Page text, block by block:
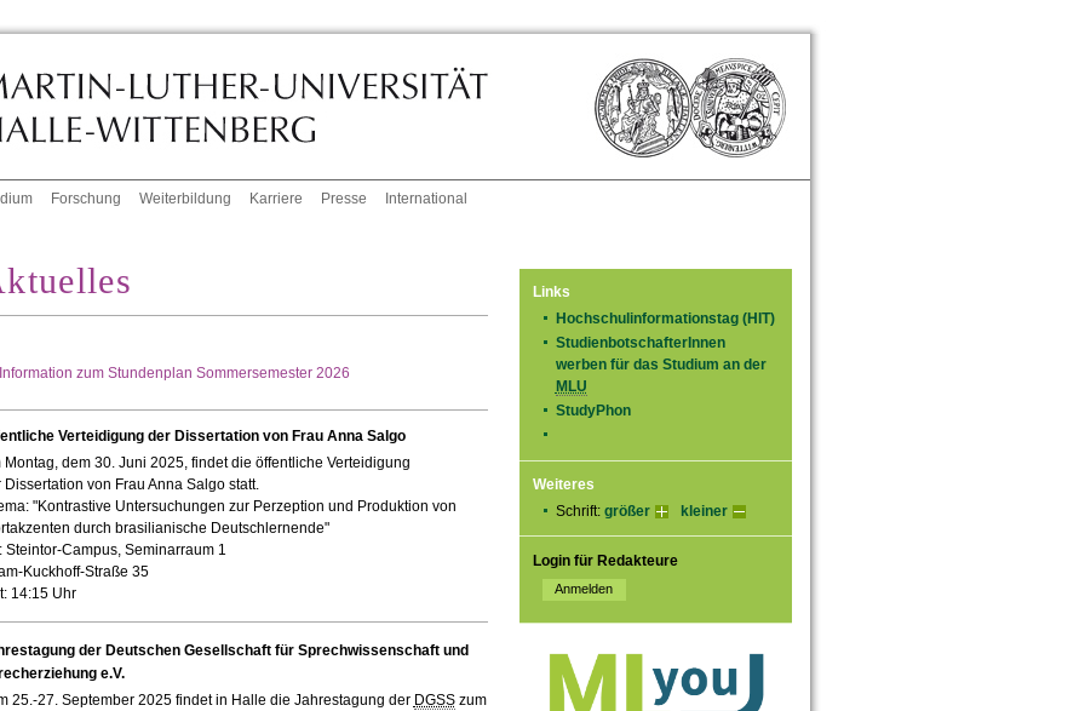
Forschung Weiterbildung Karriere Presse International
Links
Hochschulinformationstag (HIT)
StudienbotschafterInnen
werben für das Studium an der
MLU
StudyPhon
Weiteres
Schrift: größer kleiner
Login für Redakteure
Information zum Stundenplan Sommersemester 2026
Verteidigung der Dissertation von Frau Anna Salgo
Montag, dem 30. Juni 2025, findet die öffentliche Verteidigung
Dissertation von Frau Anna Salgo statt.
"Kontrastive Untersuchungen zur Perzeption und Produktion von
durch brasilianische Deutschlernende"
Steintor-Campus, Seminarraum 1
Kuckhoff-Straße 35
14:15 Uhr
der Deutschen Gesellschaft für Sprechwissenschaft und
e.V.
25.-27. September 2025 findet in Halle die Jahrestagung der DGSSzum